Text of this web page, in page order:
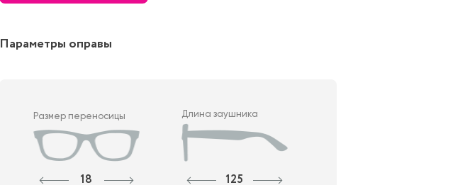
Параметры оправы
Размер переносицы
18
Длина заушника
125